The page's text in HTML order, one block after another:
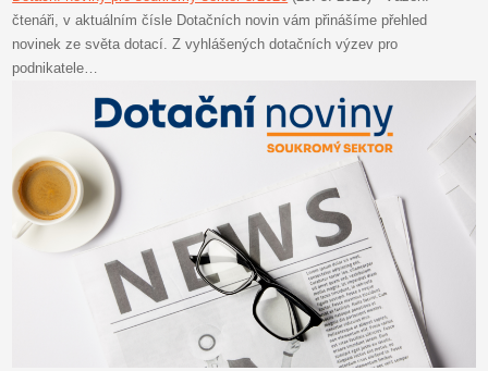
čtenáři, v aktuálním čísle Dotačních novin vám přinášíme přehled
novinek ze světa dotací. Z vyhlášených dotačních výzev pro
podnikatele…